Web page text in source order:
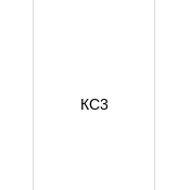
КС3